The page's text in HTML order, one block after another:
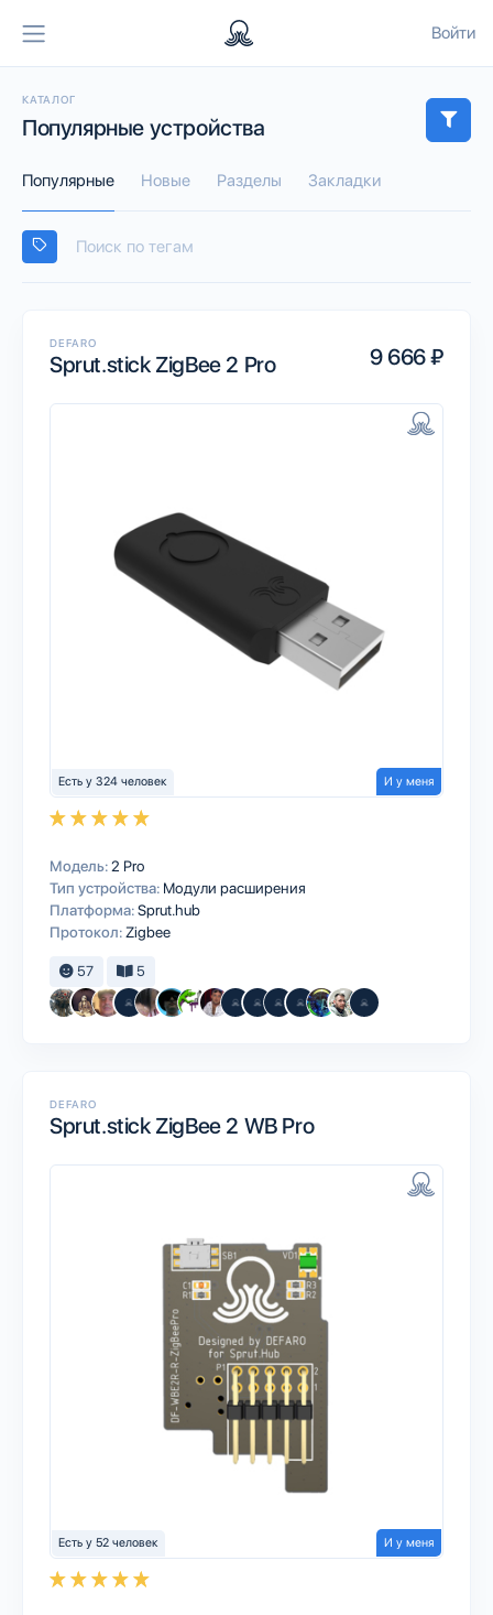
Войти
КАТАЛОГ
Популярные устройства
Популярные Новые Разделы Закладки
DEFARO
Sprut.stick ZigBee 2 Pro 9 666 ₽
Есть у 324 человек И у меня
Модель:2 Pro
Тип устройства: Модули расширения
Платформа:Sprut.hub
Протокол: Zigbee
57 5
DEFARO
Sprut.stick ZigBee 2 WB Pro
Есть у 52 человек И у меня